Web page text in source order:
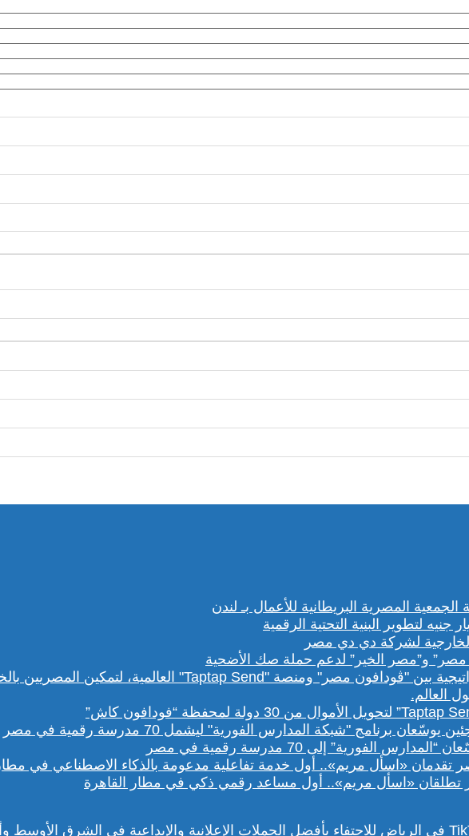
مصر” و”مصر الخير” لدعم حملة صك الأضحية
الفورية” إلى 70 مدرسة رقمية في مصر
تطلقان «اسأل مريم».. أول مساعد رقمي ذكي في مطار القاهرة